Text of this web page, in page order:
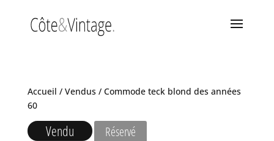
Accueil / Vendus/ Commode teck blond des années
60
Vendu Réservé